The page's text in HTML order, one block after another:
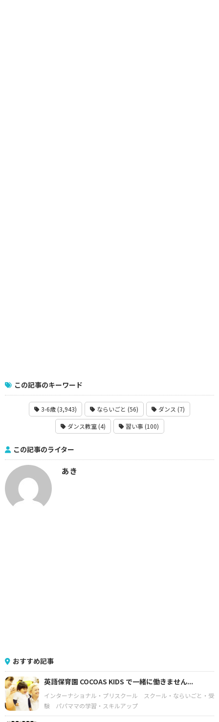
この記事のキーワード
3-6歳 (3,943) ならいごと (56) ダンス (7)
ダンス教室 (4) 習い事 (100)
この記事のライター
あき
おすすめ記事
英語保育園 COCOAS KIDS で一緒に働きません...
インターナショナル・プリスクール
スクール・ならいごと・受
験
パパママの学習・スキルアップ